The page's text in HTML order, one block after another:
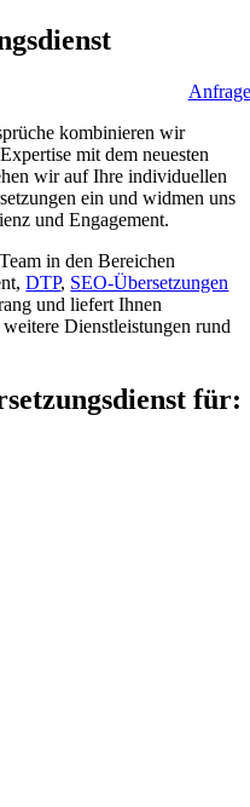
Anfrage
kombinieren wir
mit dem neuesten
wir auf Ihre individuellen
ein und widmen uns
und Engagement.
in den Bereichen
DTP, SEO-Übersetzungen
und liefert Ihnen
Dienstleistungen rund
für: